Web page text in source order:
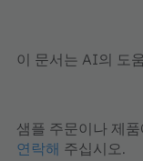
이 문서는 AI의 도
샘플 주문이나 제
연락해 주십시오.